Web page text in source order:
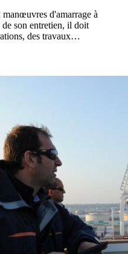
d'amarrage à
son entretien, il doit
des travaux…